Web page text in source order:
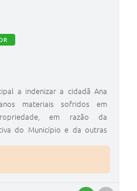
a indenizar a cidadã Ana
materiais sofridos em
em razão da
do Município e da outras